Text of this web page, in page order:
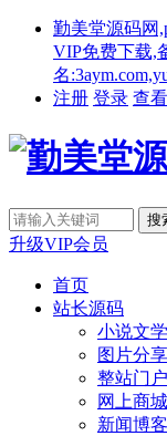
勤美堂源码网
VIP免费下载,
名
注册 登录 查
升级VIP会员
首页
站长源码
小说文
图片分
整站门
网上商
新闻博